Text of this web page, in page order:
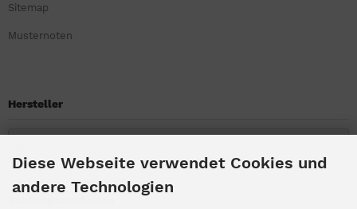
Sitemap
Musternoten
Hersteller
Diese Webseite verwendet Cookies und
andere Technologien